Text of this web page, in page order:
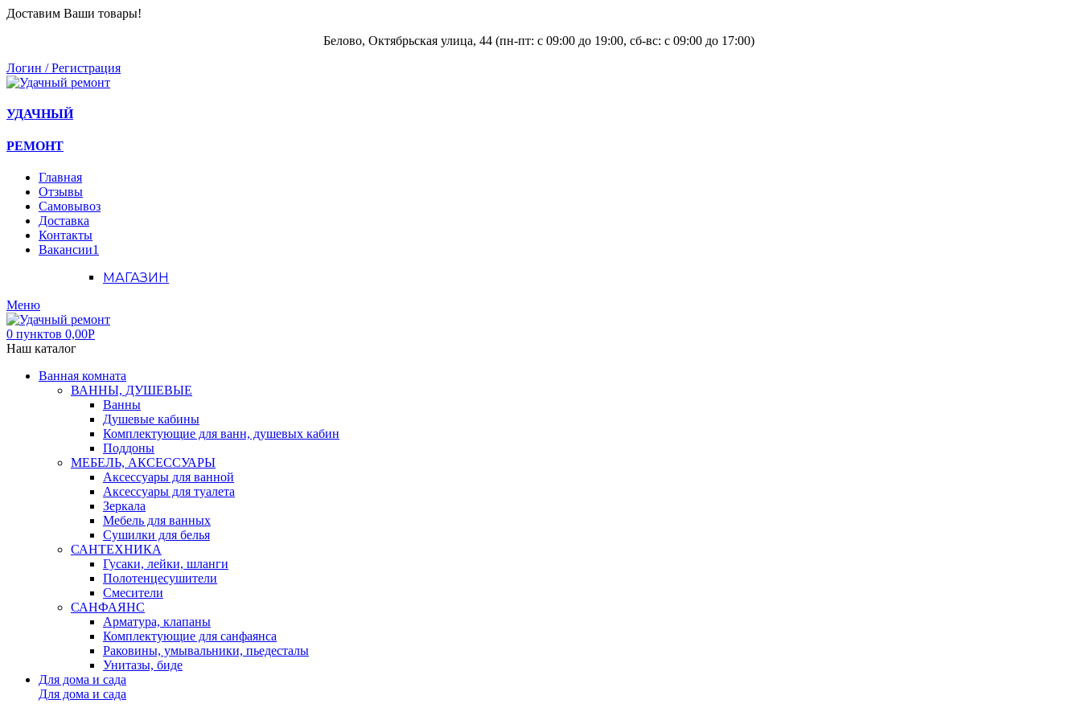
Доставим Ваши товары!
Белово, Октябрьская улица, 44 (пн-пт: с 09:00 до 19:00, сб-вс: с 09:00 до 17:00)
Логин / Регистрация
УДАЧНЫЙ
РЕМОНТ
Главная
Отзывы
Самовывоз
Доставка
Контакты
Вакансии1
МАГАЗИН
Меню
0 пунктов 0,00Р
Наш каталог
Ванная комната
ВАННЫ, ДУШЕВЫЕ
Ванны
Душевые кабины
Комплектующие для ванн, душевых кабин
Поддоны
МЕБЕЛЬ, АКСЕССУАРЫ
Аксессуары для ванной
Аксессуары для туалета
Зеркала
Мебель для ванных
Сушилки для белья
САНТЕХНИКА
Гусаки, лейки, шланги
Полотенцесушители
Смесители
САНФАЯНС
Арматура, клапаны
Комплектующие для санфаянса
Раковины, умывальники, пьедесталы
Унитазы, биде
Для дома и сада
Для дома и сада